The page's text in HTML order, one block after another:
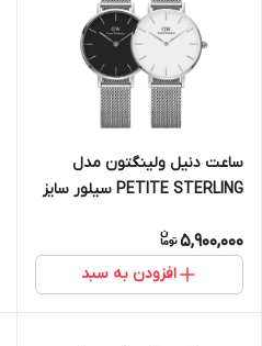
ساعت دنیل ولینگتون مدل
PETITE STERLING سیلور سایز
5,900,000
افزودن به سبد